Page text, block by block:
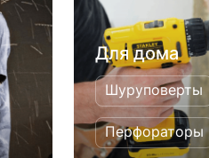
Для дома
Шуруповерты
Перфораторы